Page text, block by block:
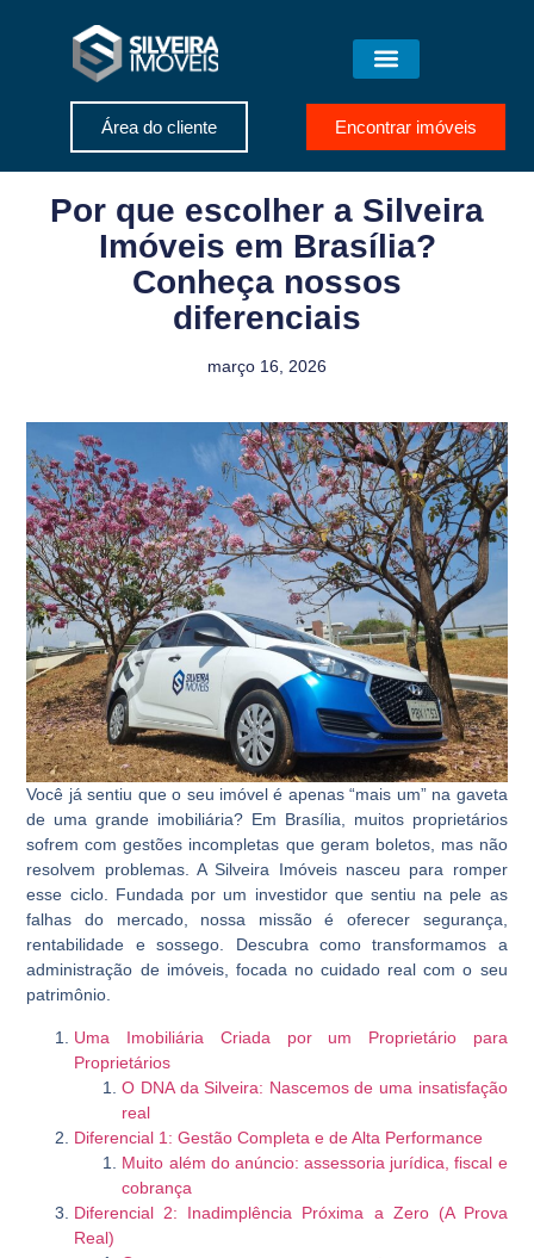
Área do cliente Encontrar imóveis
Por que escolher a Silveira
Imóveis em Brasília?
Conheça nossos
diferenciais
março 16, 2026
Você já sentiu que o seu imóvel é apenas “mais um” na gaveta
de uma grande imobiliária? Em Brasília, muitos proprietários
sofrem com gestões incompletas que geram boletos, mas não
resolvem problemas. A Silveira Imóveis nasceu para romper
esse ciclo. Fundada por um investidor que sentiu na pele as
falhas do mercado, nossa missão é oferecer segurança,
rentabilidade e sossego. Descubra como transformamos a
administração de imóveis, focada no cuidado real com o seu
patrimônio.
Uma Imobiliária Criada por um Proprietário para
Proprietários
O DNA da Silveira: Nascemos de uma insatisfação
real
Diferencial 1: Gestão Completa e de Alta Performance
Muito além do anúncio: assessoria jurídica, fiscal e
cobrança
Diferencial 2: Inadimplência Próxima a Zero (A Prova
Real)